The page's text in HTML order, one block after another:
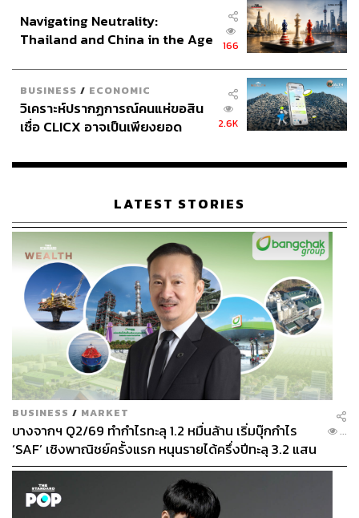
Navigating Neutrality:
Thailand and China in the Age
166
BUSINESS / ECONOMIC
วิเคราะห์ปรากฏการณ์คนแห่ขอสิน
เชื่อ CLICX อาจเป็นเพียงยอด
เรือนไทยที่ถูกซุกไว้
2.6K
LATEST STORIES
BUSINESS / MARKET
บางจากฯ Q2/69 ทำกำไรทะลุ 1.2 หมื่นล้าน เริ่มบุ๊กกำไร
‘SAF’ เชิงพาณิชย์ครั้งแรก หนุนรายได้ครึ่งปีทะลุ 3.2 แสน
ล้าน
...